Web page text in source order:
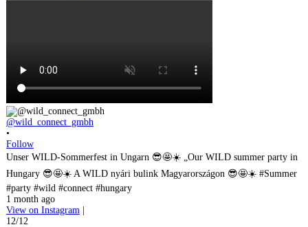
@wild_connect_gmbh
•
Follow
Unser WILD-Sommerfest in Ungarn 😎🤩☀️ „Our WILD summer party in
Hungary 😎🤩☀️ A WILD nyári bulink Magyarországon 😎🤩☀️ #Summer
#party #wild #connect #hungary
1 month ago
View on Instagram |
12/12